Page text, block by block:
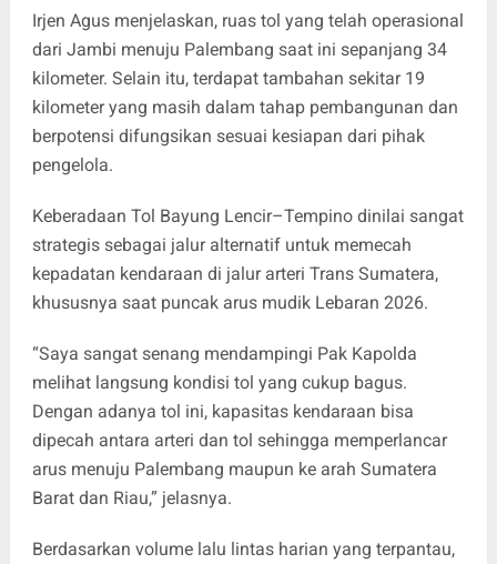
Irjen Agus menjelaskan, ruas tol yang telah operasional
dari Jambi menuju Palembang saat ini sepanjang 34
kilometer. Selain itu, terdapat tambahan sekitar 19
kilometer yang masih dalam tahap pembangunan dan
berpotensi difungsikan sesuai kesiapan dari pihak
pengelola.
Keberadaan Tol Bayung Lencir–Tempino dinilai sangat
strategis sebagai jalur alternatif untuk memecah
kepadatan kendaraan di jalur arteri Trans Sumatera,
khususnya saat puncak arus mudik Lebaran 2026.
“Saya sangat senang mendampingi Pak Kapolda
melihat langsung kondisi tol yang cukup bagus.
Dengan adanya tol ini, kapasitas kendaraan bisa
dipecah antara arteri dan tol sehingga memperlancar
arus menuju Palembang maupun ke arah Sumatera
Barat dan Riau,” jelasnya.
Berdasarkan volume lalu lintas harian yang terpantau,